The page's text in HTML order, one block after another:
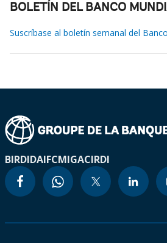
BOLETÍN DEL BANCO
Suscríbase al boletín semanal del
BIRDIDAIFCMIGACIRDI